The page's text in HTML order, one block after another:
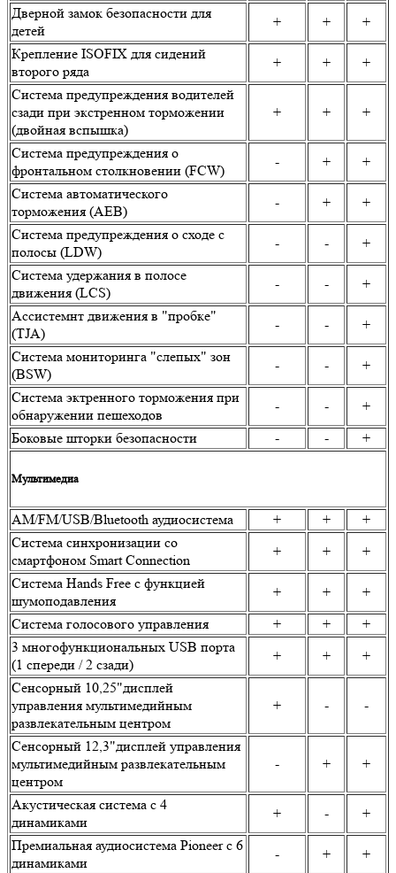
Дверной замок безопасности для
детей
+ +
+
Крепление ISOFIX для сидений
второго ряда
+ +
+
Система предупреждения водителей
сзади при экстренном торможении
(двойная вспышка)
+ + +
Система предупреждения о
фронтальном столкновении (FCW)
- +
+
Система автоматического
торможения (AEB)
- +
+
Система предупреждения о сходе с
полосы (LDW)
- -
+
Система удержания в полосе
движения (LCS)
- -
+
Ассистемнт движения в "пробке"
(TJA)
- -
+
Система мониторинга "слепых" зон
(BSW)
- -
+
Система эктренного торможения при
обнаружении пешеходов
- -
+
Боковые шторки безопасности
- - +
Мультимедиа
AM/FM/USB/Bluetooth аудиосистема + +
+
Система синхронизации со
смартфоном Smart Connection
+ +
+
Система Hands Free с функцией
шумоподавления
+ +
+
Система голосового управления
+ +
+
3 многофункциональных USB порта
(1 спереди / 2 сзади)
+ +
+
Сенсорный 10,25"дисплей
управления мультимедийным
развлекательным центром
+ - -
Сенсорный 12,3"дисплей управления
мультимедийным развлекательным
центром
- + +
Акустическая система с 4
динамиками
+ -
+
Премиальная аудиосистема Pioneer с 6
динамиками
- + +